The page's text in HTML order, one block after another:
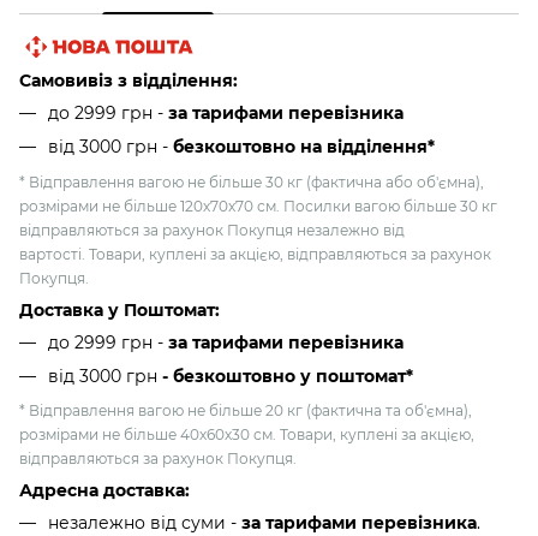
Самовивіз з відділення:
до 2999 грн - за тарифами перевізника
від 3000 грн - безкоштовно на відділення*
* Відправлення вагою не більше 30 кг (фактична або об'ємна),
розмірами не більше 120х70х70 см. Посилки вагою більше 30 кг
відправляються за рахунок Покупця незалежно від
вартості. Товари, куплені за акцією, відправляються за рахунок
Покупця.
Доставка у Поштомат:
до 2999 грн - за тарифами перевізника
від 3000 грн - безкоштовно у поштомат*
* Відправлення вагою не більше 20 кг (фактична та об'ємна),
розмірами не більше 40х60х30 см. Товари, куплені за акцією,
відправляються за рахунок Покупця.
Адресна доставка:
незалежно від суми - за тарифами перевізника.